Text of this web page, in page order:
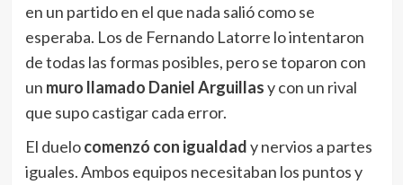
en un partido en el que nada salió como se
esperaba. Los de Fernando Latorre lo intentaron
de todas las formas posibles, pero se toparon con
un muro llamado Daniel Arguillasy con un rival
que supo castigar cada error.
El duelocomenzó con igualdady nervios a partes
iguales. Ambos equipos necesitaban los puntos y